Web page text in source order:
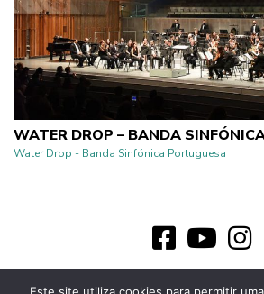
WATER DROP – BANDA
Water Drop - Banda Sinfónica Portuguesa